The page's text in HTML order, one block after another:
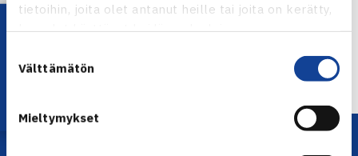
tietoihin, joita olet antanut heille tai joita on kerätty,
kun olet käyttänyt heidän palvelujaan.
valinta
Välttämätön
Mieltymykset
Seuraava uutinen: Suomalaispelaajia
Lataa OmaTennis!